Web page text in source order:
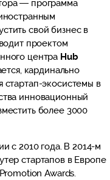
— программа
свой бизнес в
проектом
центра Hub
кардинально
стартап-экосистемы в
инновационный
более 3000
с 2010 года. В 2014-м
стартапов в Европе
Awards.